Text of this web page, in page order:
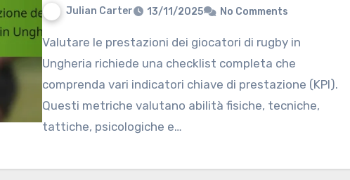
Julian Carter 13/11/2025 No Comments
Valutare le prestazioni dei giocatori di rugby in
Ungheria richiede una checklist completa che
comprenda vari indicatori chiave di prestazione (KPI).
Questi metriche valutano abilità fisiche, tecniche,
tattiche, psicologiche e…